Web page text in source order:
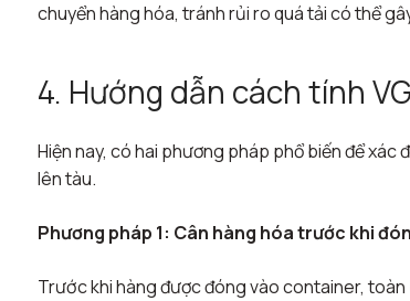
chuyển hàng hóa, tránh rủi ro quá tải có thể
4. Hướng dẫn cách tính
Hiện nay, có hai phương pháp phổ biến để
lên tàu.
Phương pháp 1: Cân hàng hóa trước khi
Trước khi hàng được đóng vào container,